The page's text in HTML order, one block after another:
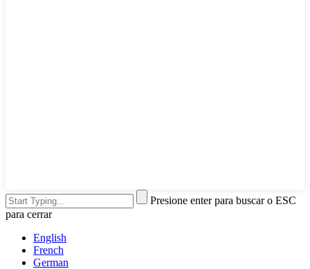
Presione enter para buscar o ESC
para cerrar
English
French
German